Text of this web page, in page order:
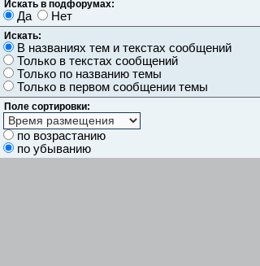
Искать в подфорумах:
Да Нет
Искать:
В названиях тем и текстах сообщений
Только в текстах сообщений
Только по названию темы
Только в первом сообщении темы
Поле сортировки:
по возрастанию
по убыванию